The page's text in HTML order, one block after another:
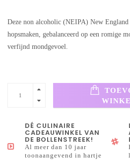
Deze non alcoholic (NEIPA) New
hopsmaken, gebalanceerd op een romige
verfijnd mondgevoel.
DÉ CULINAIRE
CADEAUWINKEL VAN
DE BOLLENSTREEK!
Al meer dan 10 jaar
toonaangevend in hartje